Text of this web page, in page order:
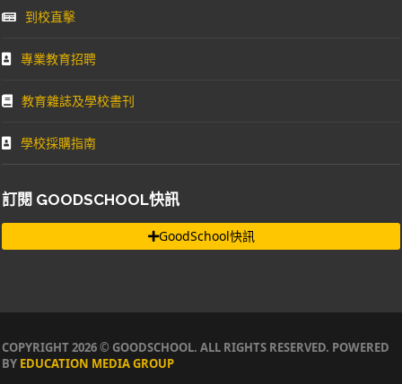
到校直擊
專業教育招聘
教育雜誌及學校書刊
學校採購指南
訂閱 GOODSCHOOL快訊
GoodSchool快訊
COPYRIGHT 2026 © GOODSCHOOL. ALL RIGHTS RESERVED. POWERED
BY EDUCATION MEDIA GROUP